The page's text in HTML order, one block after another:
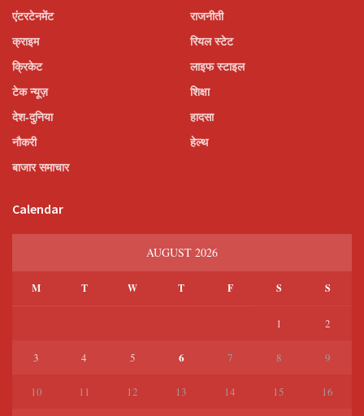
एंटरटेनमेंट
क्राइम
क्रिकेट
टेक न्यूज़
देश-दुनिया
नौकरी
बाजार समाचार
राजनीती
रियल स्टेट
लाइफ स्टाइल
शिक्षा
हादसा
हेल्थ
Calendar
AUGUST 2026
M T W T F S S
1 2
3 4 5 6 7 8 9
10 11 12 13 14 15 16